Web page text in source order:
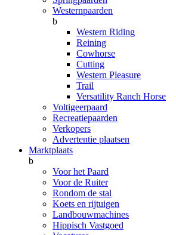
Westernpaarden
b
Western Riding
Reining
Cowhorse
Cutting
Western Pleasure
Trail
Versatility Ranch Horse
Voltigeerpaard
Recreatiepaarden
Verkopers
Advertentie plaatsen
Marktplaats
b
Voor het Paard
Voor de Ruiter
Rondom de stal
Koets en rijtuigen
Landbouwmachines
Hippisch Vastgoed